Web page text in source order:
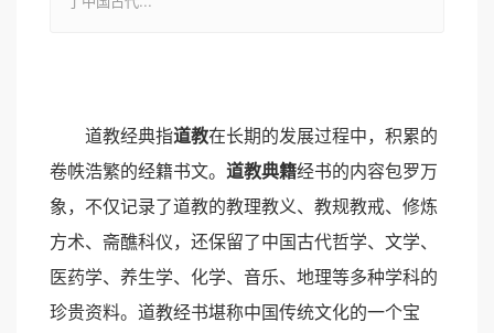
道教经典指道教在长期的发展过程中，积累的
卷帙浩繁的经籍书文。 道教典籍经书的内容包罗万
象，不仅记录了道教的教理教义、教规教戒、修炼
方术、斋醮科仪，还保留了中国古代哲学、文学、
医药学、养生学、化学、音乐、地理等多种学科的
珍贵资料。道教经书堪称中国传统文化的一个宝